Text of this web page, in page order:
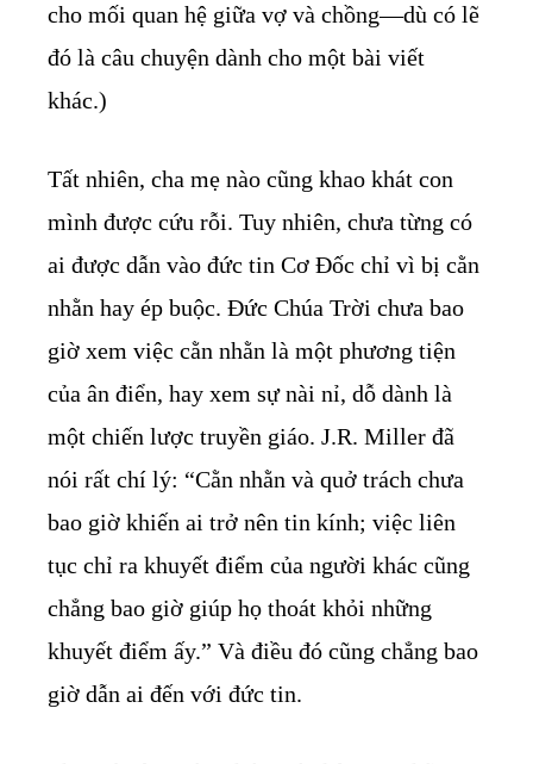
cho mối quan hệ giữa vợ và chồng—dù có lẽ
đó là câu chuyện dành cho một bài viết
khác.)
Tất nhiên, cha mẹ nào cũng khao khát con
mình được cứu rỗi. Tuy nhiên, chưa từng có
ai được dẫn vào đức tin Cơ Đốc chỉ vì bị cằn
nhằn hay ép buộc. Đức Chúa Trời chưa bao
giờ xem việc cằn nhằn là một phương tiện
của ân điển, hay xem sự nài nỉ, dỗ dành là
một chiến lược truyền giáo. J.R. Miller đã
nói rất chí lý: “Cằn nhằn và quở trách chưa
bao giờ khiến ai trở nên tin kính; việc liên
tục chỉ ra khuyết điểm của người khác cũng
chẳng bao giờ giúp họ thoát khỏi những
khuyết điểm ấy.” Và điều đó cũng chẳng bao
giờ dẫn ai đến với đức tin.